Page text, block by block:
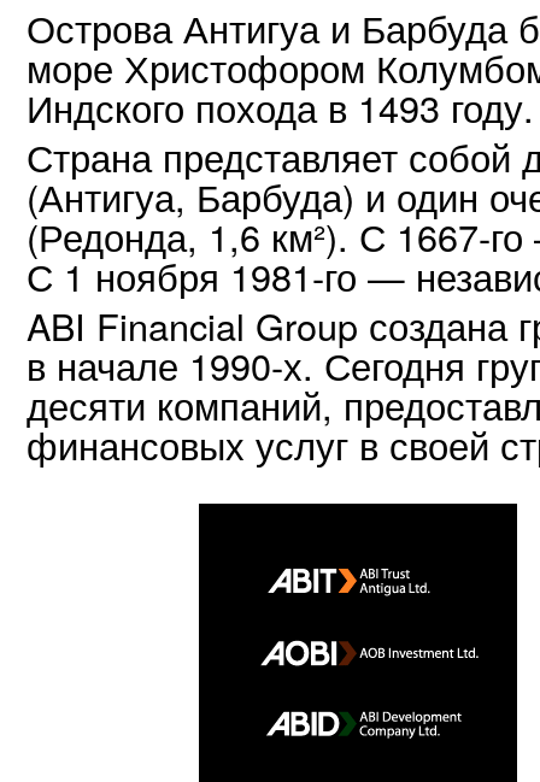
Острова Антигуа и Барбуда
море Христофором
Индского похода в 1493 году.
Страна представляет собой
(Антигуа, Барбуда) и один
(Редонда, 1,6 км²). С 1667-
С 1 ноября 1981-го —
ABI Financial Group создана
в начале 1990-х. Сегодня
десяти компаний,
финансовых услуг в своей